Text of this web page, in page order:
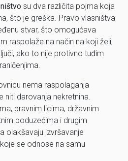
su dva različita pojma koja
što je greška. Pravo vlasništva
stvar, što omogućava
raspolaže na način na koji želi,
ako to nije protivno tuđim
nema raspolaganja
niti darovanja nekretnina.
pravnim licima, državnim
poduzećima i drugim
olakšavaju izvršavanje
se odnose na samu